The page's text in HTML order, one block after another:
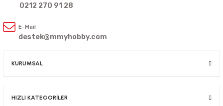
0212 270 91 28
E-Mail
destek@mmyhobby.com
KURUMSAL
HIZLI KATEGORİLER